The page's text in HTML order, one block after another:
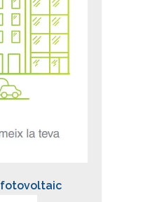
fotovoltaic